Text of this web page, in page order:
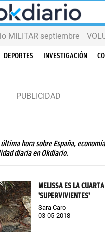
MILITAR septiembre
DEPORTES INVESTIGACIÓN
hora sobre España,
diaria en Okdiario.
MELISSA ES LA
'SUPERVIVIENTES'
Sara Caro
03-05-2018